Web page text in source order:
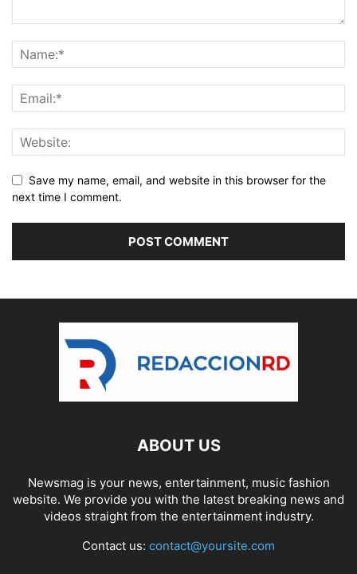
Save my name, email, and website in this browser for the
next time I comment.
ABOUT US
Newsmag is your news, entertainment, music fashion
website. We provide you with the latest breaking news and
videos straight from the entertainment industry.
Contact us: contact@yoursite.com